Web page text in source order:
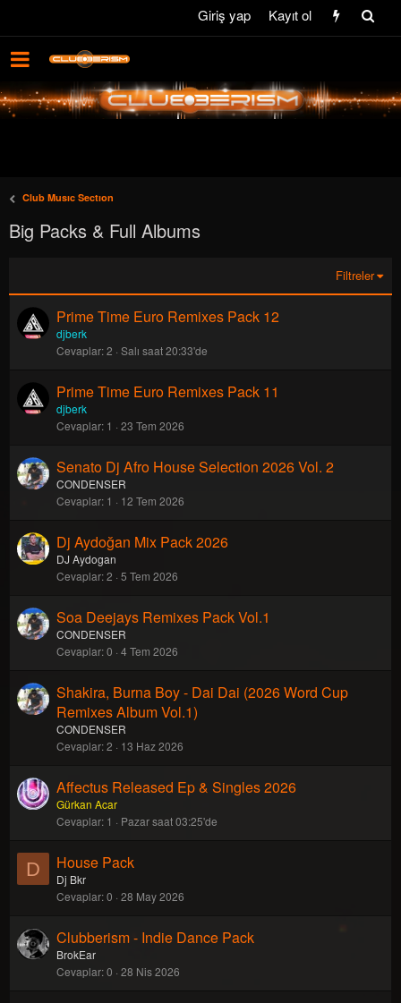
Giriş yap Kayıt ol
Club Musıc Sectıon
Big Packs & Full Albums
Filtreler
Prime Time Euro Remixes Pack 12
djberk
Cevaplar 2 Salı saat 20:33'de
Prime Time Euro Remixes Pack 11
djberk
Cevaplar 1 23 Tem 2026
Senato Dj Afro House Selection 2026 Vol. 2
CONDENSER
Cevaplar 1 12 Tem 2026
Dj Aydoğan Mix Pack 2026
DJ Aydogan
Cevaplar 2 5 Tem 2026
Soa Deejays Remixes Pack Vol.1
CONDENSER
Cevaplar 0 4 Tem 2026
Shakira, Burna Boy - Dai Dai (2026 Word Cup
Remixes Album Vol.1)
CONDENSER
Cevaplar 2 13 Haz 2026
Affectus Released Ep & Singles 2026
Gürkan Acar
Cevaplar 1 Pazar saat 03:25'de
D House Pack
Dj Bkr
Cevaplar 0 28 May 2026
Clubberism - Indie Dance Pack
BrokEar
Cevaplar 0 28 Nis 2026